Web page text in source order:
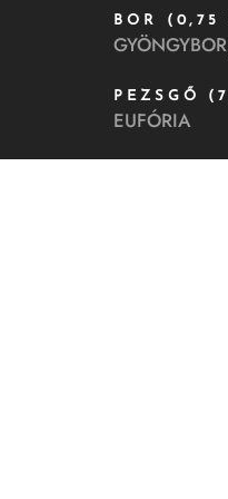
BOR (0,75
PEZSGŐ
EUFÓRIA